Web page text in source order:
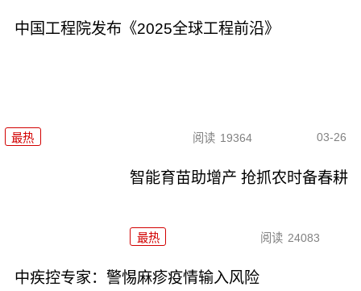
中国工程院发布《2025全球工程前沿》
最热 阅读 19364 03-26
智能育苗助增产 抢抓农时备春耕
最热 阅读 24083
中疾控专家：警惕麻疹疫情输入风险